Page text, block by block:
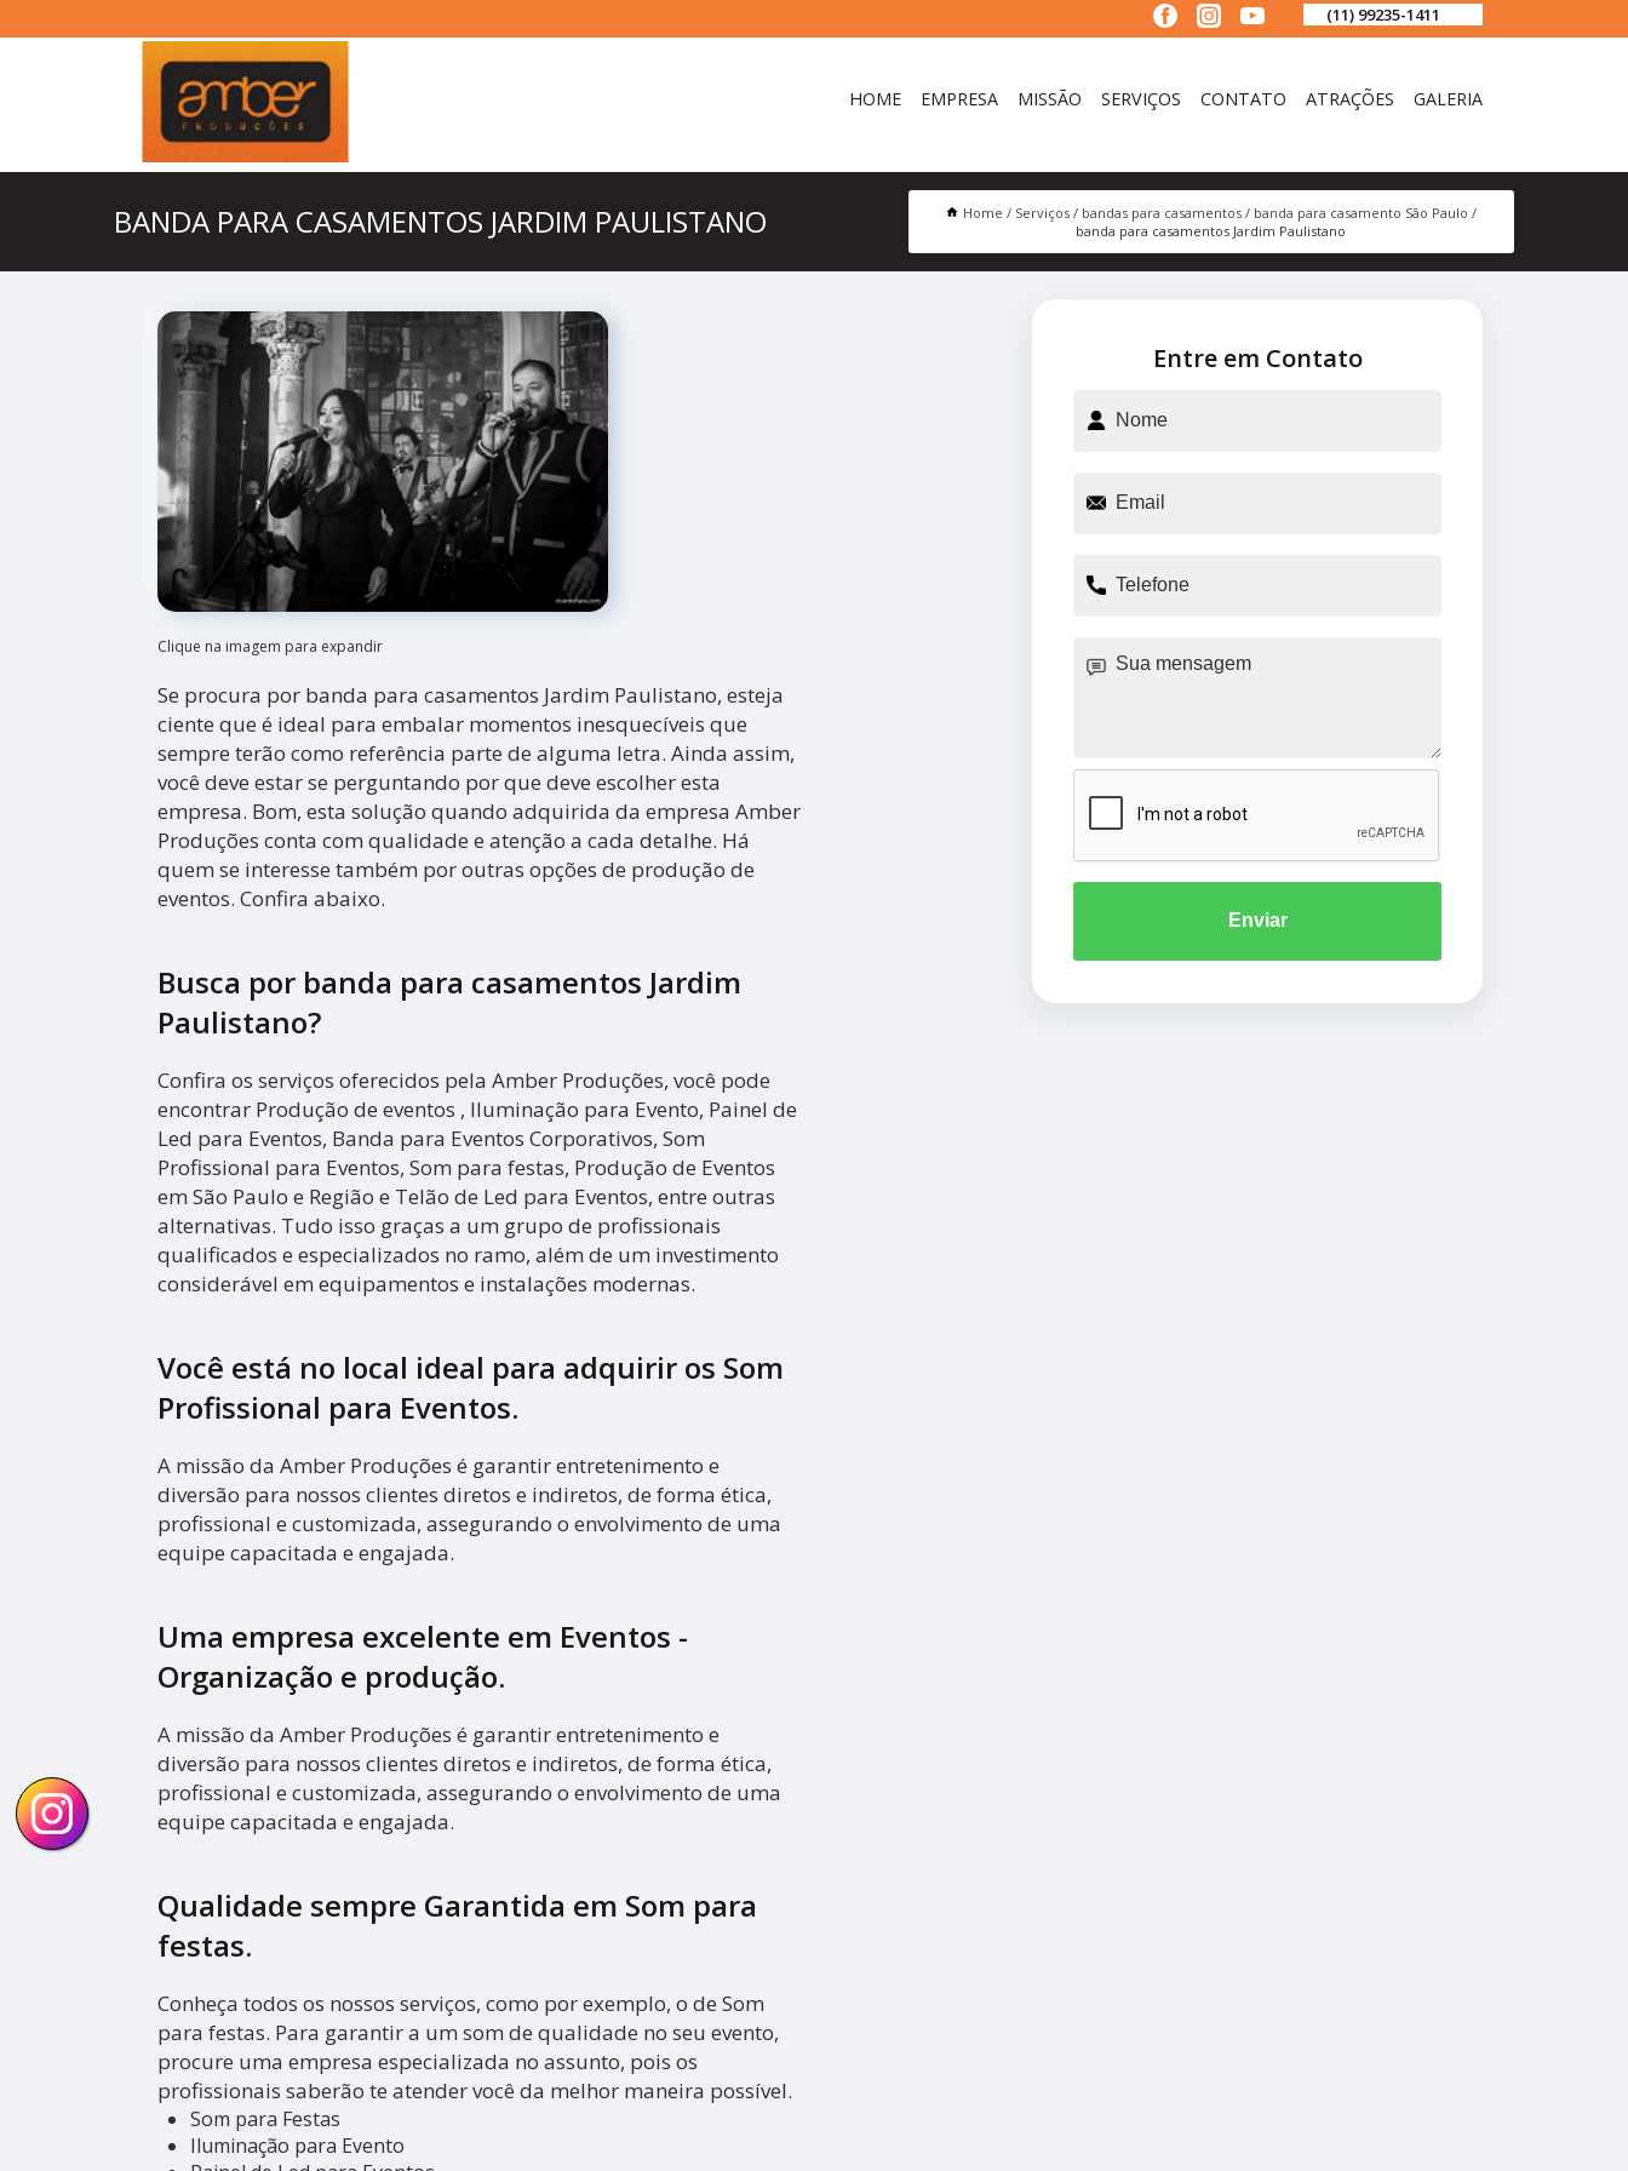
(11) 99235-1411
HOME EMPRESA MISSÃO SERVIÇOS CONTATO ATRAÇÕES GALERIA
BANDA PARA CASAMENTOS JARDIM PAULISTANO Home Serviços bandas para casamentos
banda para casamento São Paulo
banda para casamentos Jardim Paulistano
Clique na imagem para expandir
Se procura por banda para casamentos Jardim Paulistano, esteja
ciente que é ideal para embalar momentos inesquecíveis que
sempre terão como referência parte de alguma letra. Ainda assim,
você deve estar se perguntando por que deve escolher esta
empresa. Bom, esta solução quando adquirida da empresa Amber
Produções conta com qualidade e atenção a cada detalhe. Há
quem se interesse também por outras opções de produção de
eventos. Confira abaixo.
Busca por banda para casamentos Jardim
Paulistano?
Confira os serviços oferecidos pela Amber Produções, você pode
encontrar Produção de eventos , Iluminação para Evento, Painel de
Led para Eventos, Banda para Eventos Corporativos, Som
Profissional para Eventos, Som para festas, Produção de Eventos
em São Paulo e Região e Telão de Led para Eventos, entre outras
alternativas. Tudo isso graças a um grupo de profissionais
qualificados e especializados no ramo, além de um investimento
considerável em equipamentos e instalações modernas.
Você está no local ideal para adquirir os Som
Profissional para Eventos.
A missão da Amber Produções é garantir entretenimento e
diversão para nossos clientes diretos e indiretos, de forma ética,
profissional e customizada, assegurando o envolvimento de uma
equipe capacitada e engajada.
Uma empresa excelente em Eventos -
Organização e produção.
A missão da Amber Produções é garantir entretenimento e
diversão para nossos clientes diretos e indiretos, de forma ética,
profissional e customizada, assegurando o envolvimento de uma
equipe capacitada e engajada.
Qualidade sempre Garantida em Som para
festas.
Conheça todos os nossos serviços, como por exemplo, o de Som
para festas. Para garantir a um som de qualidade no seu evento,
procure uma empresa especializada no assunto, pois os
profissionais saberão te atender você da melhor maneira possível.
Som para Festas
Iluminação para Evento
Entre em Contato
Enviar